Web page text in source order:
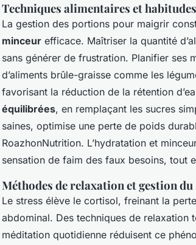
Techniques alimentaires et
La gestion des portions pour maigrir
minceur efficace. Maîtriser la quantité
sans générer de frustration. Planifier ses
d’aliments brûle-graisse comme les
favorisant la réduction de la rétention
équilibrées, en remplaçant les sucres
saines, optimise une perte de poids
RoazhonNutrition. L’hydratation et
sensation de faim des faux besoins, tout
Méthodes de relaxation et gestion du
Le stress élève le cortisol, freinant la
abdominal. Des techniques de relaxation
méditation quotidienne réduisent ce